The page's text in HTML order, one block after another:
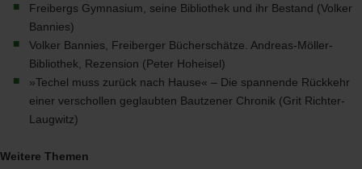
Freibergs Gymnasium, seine Bibliothek und ihr Bestand (Volker
Bannies)
Volker Bannies, Freiberger Bücherschätze. Andreas-Möller-
Bibliothek, Rezension (Peter Hoheisel)
»Techel muss zurück nach Hause« – Die spannende Rückkehr
einer verschollen geglaubten Bautzener Chronik (Grit Richter-
Laugwitz)
Weitere Themen